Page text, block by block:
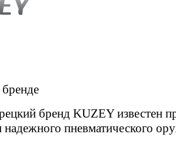
бренд KUZEY известен
надежного пневматического